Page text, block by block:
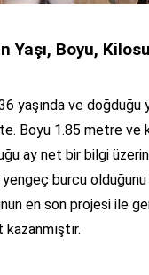
Yaşı, Boyu,
yaşında ve doğduğu
Boyu 1.85 metre ve
ay net bir bilgi
burcu olduğunu
en son projesi ile